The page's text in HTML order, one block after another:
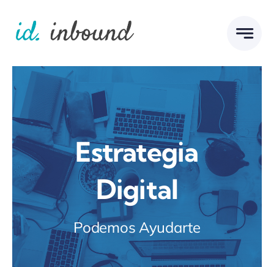
content
Estrategia
Digital
Podemos Ayudarte